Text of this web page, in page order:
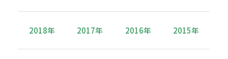
2018年 2017年 2016年 2015年